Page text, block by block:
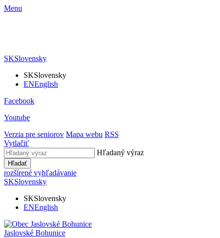
Menu
SKSlovensky
SKSlovensky
ENEnglish
Facebook
Youtube
Verzia pre seniorov Mapa webu RSS
Vytlačiť
Hľadaný výraz
Hľadať
rozšírené vyhľadávanie
SKSlovensky
SKSlovensky
ENEnglish
Jaslovské Bohunice